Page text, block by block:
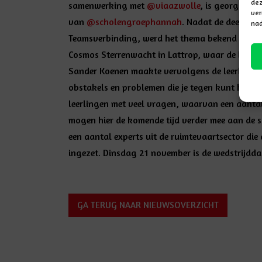
samenwerking met @viaazwolle, is
van @scholengroephannah. Nadat de
Teamsverbinding, werd het thema bekend
Cosmos Sterrenwacht in Lattrop, waar de
Sander Koenen maakte vervolgens de
obstakels en problemen die je tegen kunt
leerlingen met veel vragen, waarvan een
mogen hier de komende tijd verder mee aan
een aantal experts uit de ruimtevaartsector
ingezet. Dinsdag 21 november is de
GA TERUG NAAR NIEUWSOVERZICHT